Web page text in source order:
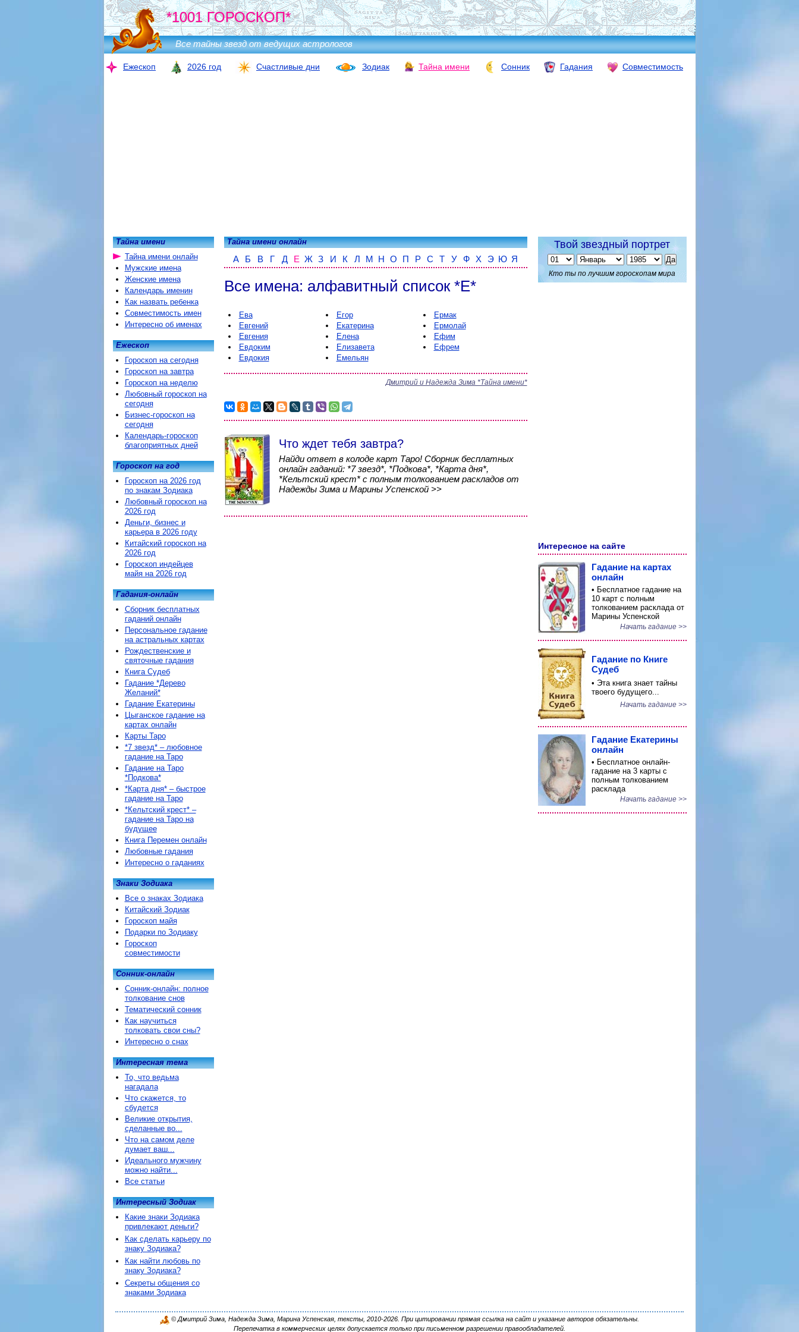
*1001 ГОРОСКОП*
Все тайны звезд от ведущих астрологов
Ежескоп 2026 год Счастливые дни Зодиак Тайна имени Сонник Гадания Совместимость
Тайна имени онлайн
А Б В Г Д Е Ж З И К Л М Н О П Р С Т У Ф Х Э Ю Я
Все имена: алфавитный список *Е*
Ева
Евгений
Евгения
Евдоким
Евдокия
Егор
Екатерина
Елена
Елизавета
Емельян
Ермак
Ермолай
Ефим
Ефрем
Дмитрий и Надежда Зима *Тайна имени*
Что ждет тебя завтра?
Найди ответ в колоде карт Таро! Сборник бесплатных
онлайн гаданий: *7 звезд*, *Подкова*, *Карта дня*,
*Кельтский крест* с полным толкованием раскладов от
Надежды Зима и Марины Успенской >>
Тайна имени
Тайна имени онлайн
Мужские имена
Женские имена
Календарь именин
Как назвать ребенка
Совместимость имен
Интересно об именах
Ежескоп
Гороскоп на сегодня
Гороскоп на завтра
Гороскоп на неделю
Любовный гороскоп на
сегодня
Бизнес-гороскоп на
сегодня
Календарь-гороскоп
благоприятных дней
Гороскоп на год
Гороскоп на 2026 год
по знакам Зодиака
Любовный гороскоп на
2026 год
Деньги, бизнес и
карьера в 2026 году
Китайский гороскоп на
2026 год
Гороскоп индейцев
майя на 2026 год
Гадания-онлайн
Сборник бесплатных
гаданий онлайн
Персональное гадание
на астральных картах
Рождественские и
святочные гадания
Книга Судеб
Гадание *Дерево
Желаний*
Гадание Екатерины
Цыганское гадание на
картах онлайн
Карты Таро
*7 звезд* – любовное
гадание на Таро
Гадание на Таро
*Подкова*
*Карта дня* – быстрое
гадание на Таро
*Кельтский крест* –
гадание на Таро на
будущее
Книга Перемен онлайн
Любовные гадания
Интересно о гаданиях
Знаки Зодиака
Все о знаках Зодиака
Китайский Зодиак
Гороскоп майя
Подарки по Зодиаку
Гороскоп
совместимости
Сонник-онлайн
Сонник-онлайн: полное
толкование снов
Тематический сонник
Как научиться
толковать свои сны?
Интересно о снах
Интересная тема
То, что ведьма
нагадала
Что скажется, то
сбудется
Великие открытия,
сделанные во...
Что на самом деле
думает ваш...
Идеального мужчину
можно найти...
Все статьи
Интересный Зодиак
Какие знаки Зодиака
привлекают деньги?
Как сделать карьеру по
знаку Зодиака?
Как найти любовь по
знаку Зодиака?
Секреты общения со
знаками Зодиака
Твой звездный портрет
Кто ты по лучшим гороскопам мира
Интересное на сайте
Гадание на картах
онлайн
• Бесплатное гадание на
10 карт с полным
толкованием расклада от
Марины Успенской
Начать гадание >>
Гадание по Книге
Судеб
• Эта книга знает тайны
твоего будущего...
Начать гадание >>
Гадание Екатерины
онлайн
• Бесплатное онлайн-
гадание на 3 карты с
полным толкованием
расклада
Начать гадание >>
© Дмитрий Зима, Надежда Зима, Марина Успенская, тексты, 2010-2026. При цитировании прямая ссылка на сайт и указание авторов обязательны.
Перепечатка в коммерческих целях допускается только при письменном разрешении правообладателей.